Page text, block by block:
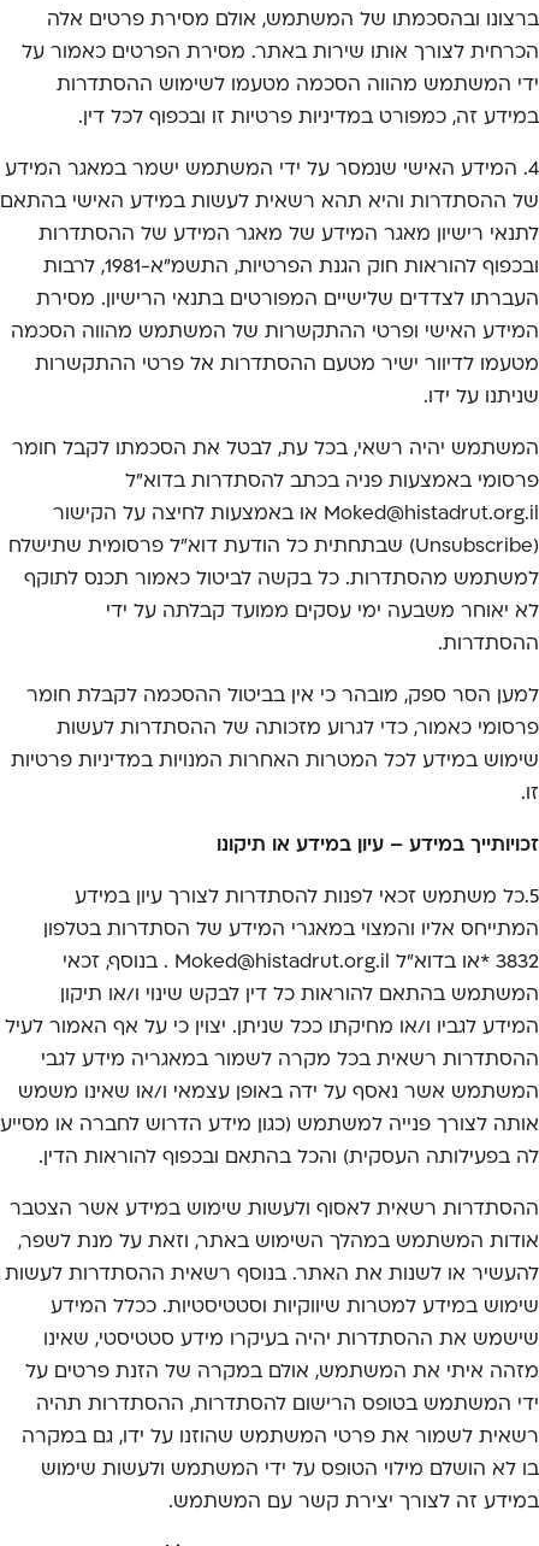
ברצונו ובהסכמתו של המשתמש, אולם מסירת פרטים אלה
הכרחית לצורך אותו שירות באתר. מסירת הפרטים כאמור על
ידי המשתמש מהווה הסכמה מטעמו לשימוש ההסתדרות
במידע זה, כמפורט במדיניות פרטיות זו ובכפוף לכל דין.
4. המידע האישי שנמסר על ידי המשתמש ישמר במאגר המידע
של ההסתדרות והיא תהא רשאית לעשות במידע האישי בהתאם
לתנאי רישיון מאגר המידע של מאגר המידע של ההסתדרות
ובכפוף להוראות חוק הגנת הפרטיות, התשמ"א-1981, לרבות
העברתו לצדדים שלישיים המפורטים בתנאי הרישיון. מסירת
המידע האישי ופרטי ההתקשרות של המשתמש מהווה הסכמה
מטעמו לדיוור ישיר מטעם ההסתדרות אל פרטי ההתקשרות
שניתנו על ידו.
המשתמש יהיה רשאי, בכל עת, לבטל את הסכמתו לקבל חומר
פרסומי באמצעות פניה בכתב להסתדרות בדוא"ל
Moked@histadrut.org.il או באמצעות לחיצה על הקישור
(Unsubscribe) שבתחתית כל הודעת דוא"ל פרסומית שתישלח
למשתמש מהסתדרות. כל בקשה לביטול כאמור תכנס לתוקף
לא יאוחר משבעה ימי עסקים ממועד קבלתה על ידי
ההסתדרות.
למען הסר ספק, מובהר כי אין בביטול ההסכמה לקבלת חומר
פרסומי כאמור, כדי לגרוע מזכותה של ההסתדרות לעשות
שימוש במידע לכל המטרות האחרות המנויות במדיניות פרטיות
זו.
זכויותייך במידע – עיון במידע או תיקונו
5.כל משתמש זכאי לפנות להסתדרות לצורך עיון במידע
המתייחס אליו והמצוי במאגרי המידע של הסתדרות בטלפון
3832 *או בדוא”ל Moked@histadrut.org.il . בנוסף, זכאי
המשתמש בהתאם להוראות כל דין לבקש שינוי ו/או תיקון
המידע לגביו ו/או מחיקתו ככל שניתן. יצוין כי על אף האמור לעיל
ההסתדרות רשאית בכל מקרה לשמור במאגריה מידע לגבי
המשתמש אשר נאסף על ידה באופן עצמאי ו/או שאינו משמש
אותה לצורך פנייה למשתמש (כגון מידע הדרוש לחברה או מסייע
לה בפעילותה העסקית) והכל בהתאם ובכפוף להוראות הדין.
ההסתדרות רשאית לאסוף ולעשות שימוש במידע אשר הצטבר
אודות המשתמש במהלך השימוש באתר, וזאת על מנת לשפר,
להעשיר או לשנות את האתר. בנוסף רשאית ההסתדרות לעשות
שימוש במידע למטרות שיווקיות וסטטיסטיות. ככלל המידע
שישמש את ההסתדרות יהיה בעיקרו מידע סטטיסטי, שאינו
מזהה איתי את המשתמש, אולם במקרה של הזנת פרטים על
ידי המשתמש בטופס הרישום להסתדרות, ההסתדרות תהיה
רשאית לשמור את פרטי המשתמש שהוזנו על ידו, גם במקרה
בו לא הושלם מילוי הטופס על ידי המשתמש ולעשות שימוש
במידע זה לצורך יצירת קשר עם המשתמש.